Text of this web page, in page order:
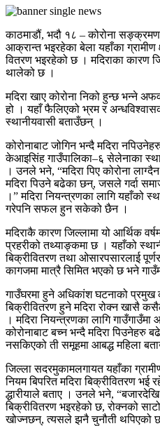
काठमाडौं, भदौ १८ – कोरोना
आक्रान्त भइरहेका बेला यहाँका ग्रामीण
वितरण भइरहेको छ । मदिराका कारण
थालेको छ ।
मदिरा खाए कोरोना निको हुन्छ भन्ने
हो । यहाँ फैलिएको भ्रम र
स्थानीयवासी बताउँछन् ।
कोरोनाबाट जोगिन भन्दै मदिरा
केआइसिंह गाउँपालिका–६ सेलेनाका
। उनले भने, “मदिरा पिए कोरोना
मदिरा पिउने बढेका छन्, जसले गर्दा
।” मदिरा नियन्त्रणका लागि यहाँको
गरेपनि सफल हुन सकेको छैन ।
मदिराकै कारण जिल्लामा यो आर्थिक
प्रहरीको तथ्याङ्कमा छ । यहाँको
बिक्रीवितरण तथा ओसारपसारलाई
कागजमा मात्रै सिमित भएको छ भने
गाउँघरमा हुने अधिकांश घटनाको प्रमुख
बिक्रीवितरण हुने मदिरा रोक्न खासै
। मदिरा नियन्त्रणका लागि
कोरोनाबाट बच्न भन्दै मदिरा पिउनेहरु
नसकिएको ती समूहमा आबद्ध महिला
जिल्ला सदरमुकामलगायत यहाँका
नियम बिपरित मदिरा बिक्रीवितरण भई
द्धारीयाले बताए । उनले भने,
बिक्रीवितरण भइरहेको छ, रोक्नको
खोज्नछन्, त्यसले झनै चुनौती थपिएको